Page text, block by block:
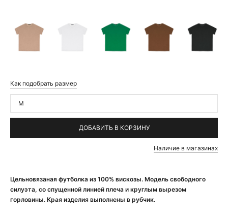
Цельновязаная футболка из 100% вискозы. Модель свободного
силуэта, со спущенной линией плеча и круглым вырезом
горловины. Края изделия выполнены в рубчик.
Как подобрать размер
M
ДОБАВИТЬ В КОРЗИНУ
Наличие в магазинах